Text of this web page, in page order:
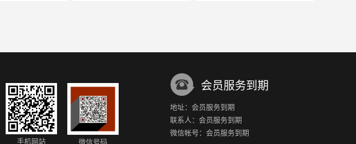
助终端价格 壁挂自助终端维修 网络自助终端
手机网站
微信号码
会员服务到期
地址：会员服务到期
联系人：会员服务到期
微信帐号：会员服务到期